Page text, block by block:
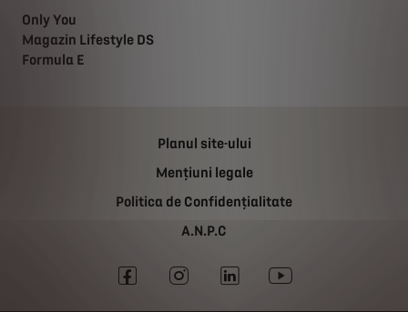
Only You
Magazin Lifestyle DS
Formula E
Planul site-ului
Mențiuni legale
Politica de Confidențialitate
A.N.P.C